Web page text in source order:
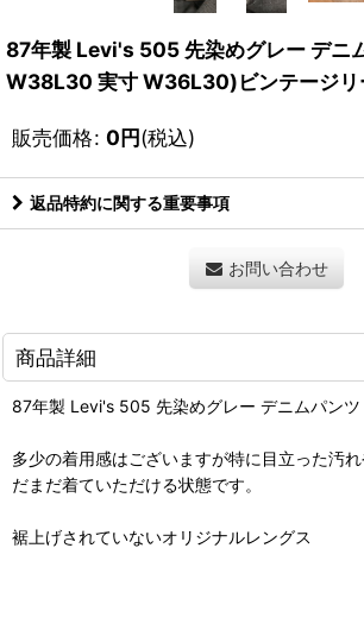
87年製 Levi's 505 先染めグレー デニ
W38L30 実寸 W36L30)ビンテージリ
販売価格: 0円(税込)
返品特約に関する重要事項
お問い合わせ
商品詳細
87年製 Levi's 505 先染めグレー デニムパンツ
多少の着用感はございますが特に目立った汚
だまだ着ていただける状態です。
裾上げされていないオリジナルレングス